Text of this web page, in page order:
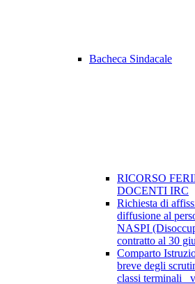
Bacheca Sindacale
RICORSO
DOCENTI IRC
Richiesta di
diffusione al
NASPI
contratto al 30
Comparto
breve degli
classi terminali_